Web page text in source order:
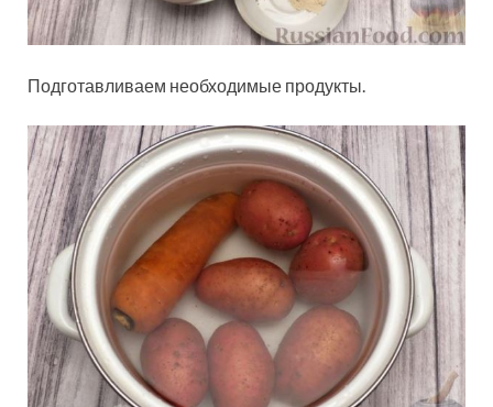
Подготавливаем необходимые продукты.